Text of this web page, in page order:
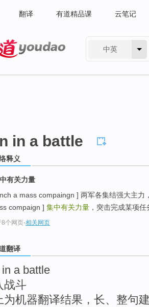
翻译 有道精品课 云笔记
中英
in a battle
释义
有关力量
a mass compaingn ] 两军各集结强大主
compaign ] 集中有关力量 ，突击完成某项
8个网页-相关网页
翻译
a battle
战斗
为机器翻译结果，长、整句